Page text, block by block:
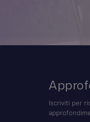
Iscriviti per